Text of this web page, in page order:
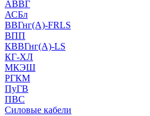
АВВГ
АСБл
ВВГнг(А)-FRLS
ВПП
КВВГнг(А)-LS
КГ-ХЛ
МКЭШ
РГКМ
ПуГВ
ПВС
Силовые кабели